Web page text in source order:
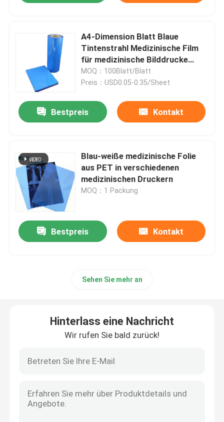
Startseite
A4-Dimension Blatt Blaue
Tintenstrahl Medizinische Film
für medizinische Bilddrucke
Röntgen CT, CR, DR, MTR PET
MOQ：100Blatt/Blatt
Preis：USD0.05-0.35/Sheet
Bestpreis Kontakt
Blau-weiße medizinische Folie
aus PET in verschiedenen
medizinischen Druckern
MOQ：1 Packung
Bestpreis Kontakt
Sehen Sie mehr an
Hinterlass eine Nachricht
Wir rufen Sie bald zurück!